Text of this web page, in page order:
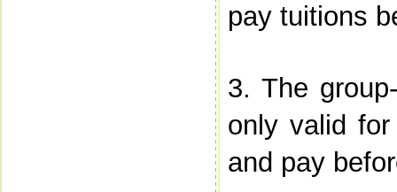
pay tuitions
3. The
only valid
and pay